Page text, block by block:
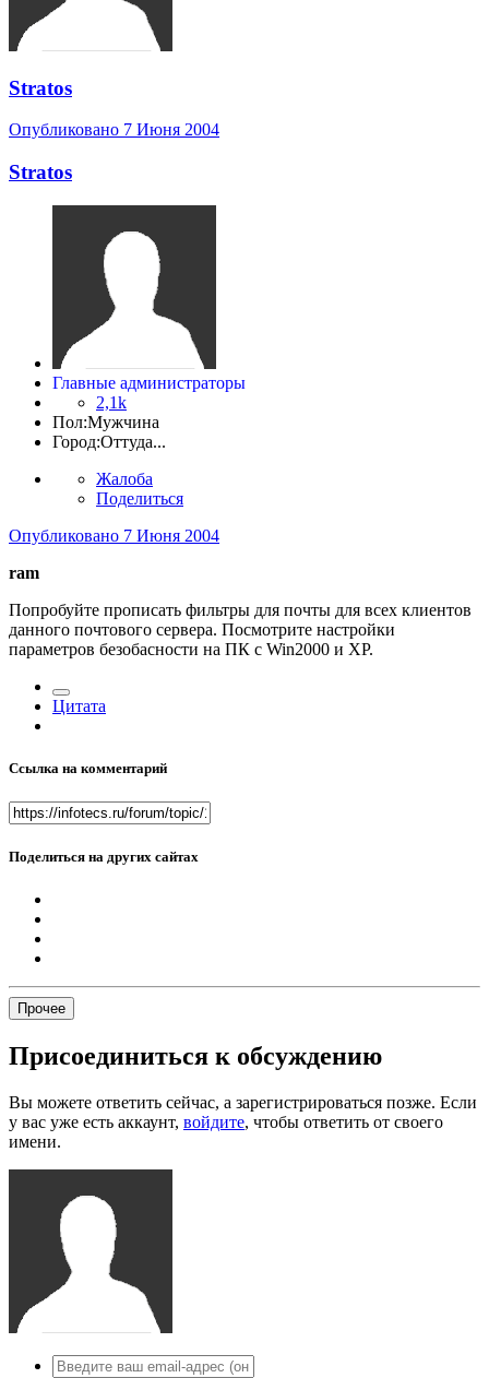
Stratos
Опубликовано 7 Июня 2004
Stratos
Главные администраторы
2,1k
Пол:Мужчина
Город:Оттуда...
Жалоба
Поделиться
Опубликовано 7 Июня 2004
ram
Попробуйте прописать фильтры для почты для всех клиентов
данного почтового сервера. Посмотрите настройки
параметров безобасности на ПК с Win2000 и XP.
Цитата
Ссылка на комментарий
Поделиться на других сайтах
Прочее
Присоединиться к обсуждению
Вы можете ответить сейчас, а зарегистрироваться позже. Если
у вас уже есть аккаунт, войдите, чтобы ответить от своего
имени.